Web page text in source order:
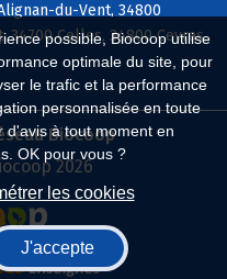
possible, Biocoop utilise
optimale du site, pour
le trafic et la performance
personnalisée en toute
d'avis à tout moment en
OK pour vous ?
les cookies
J'accepte
du-Vent, 34800
34700 Celles, 34800 Ceyras,
Biocoop
2026